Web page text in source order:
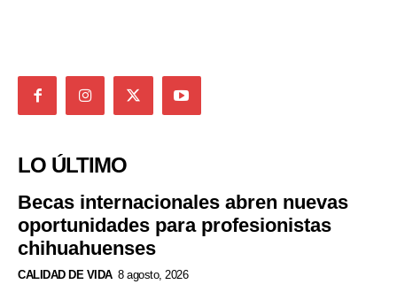
LO ÚLTIMO
Becas internacionales abren nuevas
oportunidades para profesionistas
chihuahuenses
CALIDAD DE VIDA 8 agosto, 2026